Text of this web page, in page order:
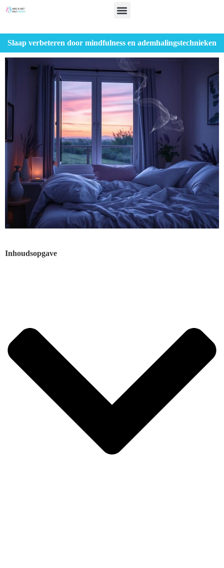
Slaap verbeteren door mindfulness en ademhalingstechnieken
Inhoudsopgave